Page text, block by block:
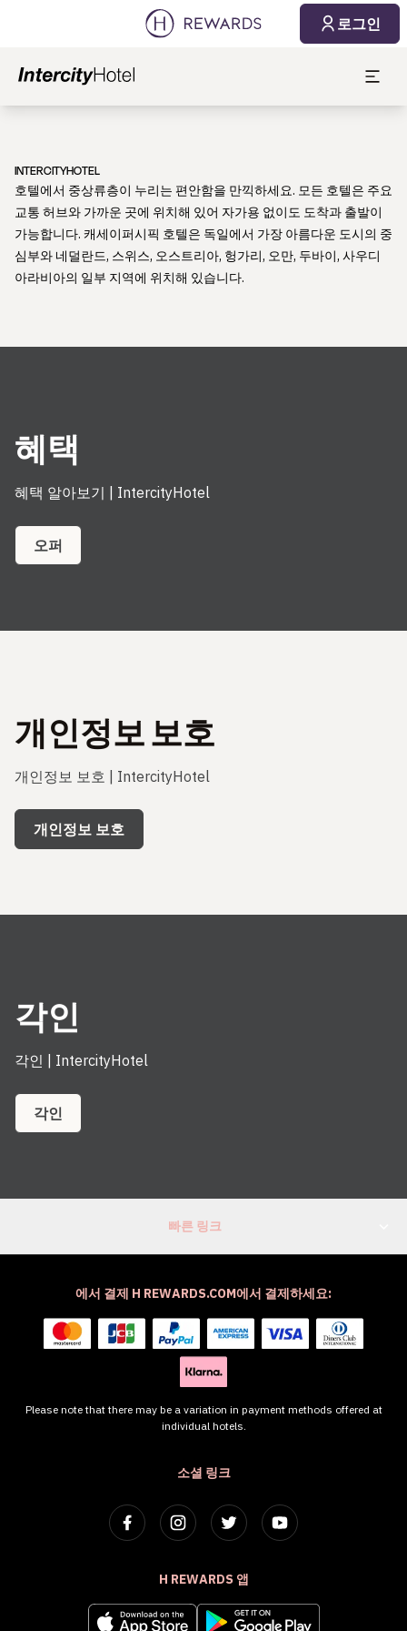
로그인
INTERCITYHOTEL
호텔에서 중상류층이 누리는 편안함을 만끽하세요. 모든 호텔은 주요
교통 허브와 가까운 곳에 위치해 있어 자가용 없이도 도착과 출발이
가능합니다. 캐세이퍼시픽 호텔은 독일에서 가장 아름다운 도시의 중
심부와 네덜란드, 스위스, 오스트리아, 헝가리, 오만, 두바이, 사우디
아라비아의 일부 지역에 위치해 있습니다.
혜택
혜택 알아보기 | IntercityHotel
오퍼
개인정보 보호
개인정보 보호 | IntercityHotel
개인정보 보호
각인
각인 | IntercityHotel
각인
빠른 링크
소셜 링크
H REWARDS 앱
에서 결제 H REWARDS.COM에서 결제하세요:
Please note that there may be a variation in payment methods offered at
individual hotels.